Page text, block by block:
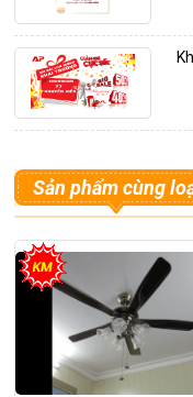
Sản phẩm cùng